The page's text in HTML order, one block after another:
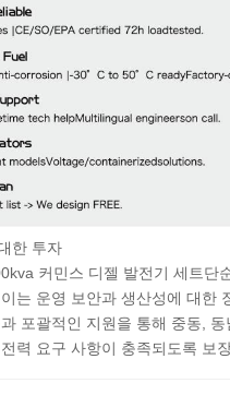
한 투자
커민스 디젤 발전기 세트단
는 운영 보안과 생산성에 대한
포괄적인 지원을 통해 중동, 동
력 요구 사항이 충족되도록 보